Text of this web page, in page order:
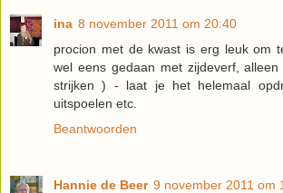
ina 8 november 2011 om 20:40
procion met de kwast is erg leuk om
wel eens gedaan met zijdeverf,
strijken ) - laat je het helemaal
uitspoelen etc.
Beantwoorden
Hannie de Beer 9 november 2011 om